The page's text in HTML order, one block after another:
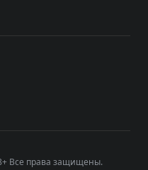
Все права защищены.